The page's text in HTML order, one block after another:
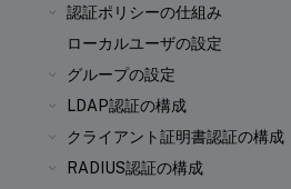
認証ポリシーの仕組み
ローカルユーザの設定
グループの設定
LDAP認証の構成
クライアント証明書認証の構成
RADIUS認証の構成